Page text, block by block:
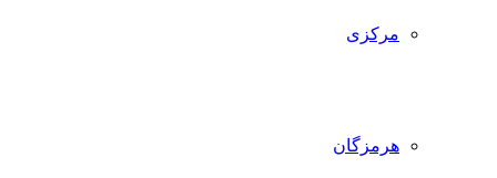
مرکزی
هرمزگان